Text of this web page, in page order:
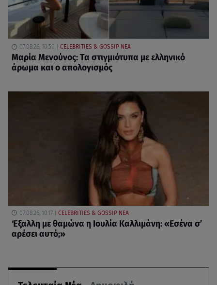
07.08.26, 10:50 CELEBRITIES & GOSSIP ΝΕΑ
Μαρία Μενούνος: Τα στιγμιότυπα με ελληνικό
άρωμα και ο απολογισμός
07.08.26, 10:17 CELEBRITIES & GOSSIP ΝΕΑ
Έξαλλη με θαμώνα η Ιουλία Καλλιμάνη: «Εσένα σ’
αρέσει αυτό;»